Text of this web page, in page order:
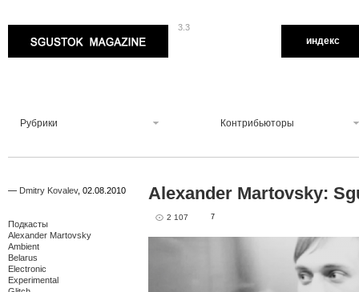
3.3
индекс
Рубрики Контрибьюторы
— Dmitry Kovalev, 02.08.2010
Подкасты
Alexander Martovsky
Ambient
Belarus
Electronic
Experimental
Alexander Martovsky:
2 107 7